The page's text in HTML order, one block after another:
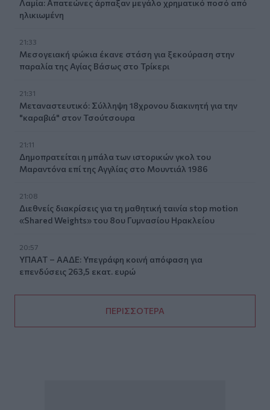
Λαμία: Απατεώνες άρπαξαν μεγάλο χρηματικό ποσό από
ηλικιωμένη
21:33
Μεσογειακή φώκια έκανε στάση για ξεκούραση στην
παραλία της Αγίας Βάσως στο Τρίκερι
21:31
Μεταναστευτικό: Σύλληψη 18χρονου διακινητή για την
"καραβιά" στον Τσούτσουρα
21:11
Δημοπρατείται η μπάλα των ιστορικών γκολ του
Μαραντόνα επί της Αγγλίας στο Μουντιάλ 1986
21:08
Διεθνείς διακρίσεις για τη μαθητική ταινία stop motion
«Shared Weights» του 8ου Γυμνασίου Ηρακλείου
20:57
ΥΠΑΑΤ – ΑΑΔΕ: Υπεγράφη κοινή απόφαση για
επενδύσεις 263,5 εκατ. ευρώ
ΠΕΡΙΣΣΟΤΕΡΑ